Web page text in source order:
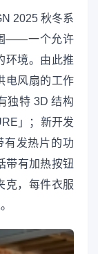
2025 秋冬系
——一个允许
环境。由此推
电风扇的工作
独特 3D 结构
」；新开发
有发热片的功
带有加热按钮
克，每件衣服